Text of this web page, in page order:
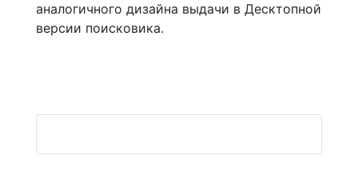
аналогичного дизайна выдачи в Десктопной
версии поисковика.